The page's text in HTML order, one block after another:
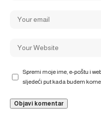
Spremi moje ime, e-poštu i
sljedeći put kada budem